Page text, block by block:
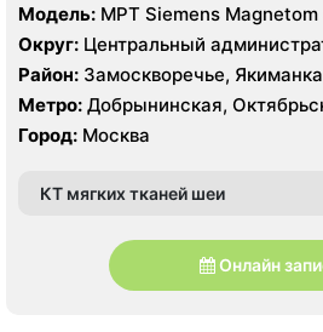
Модель: МРТ Siemens Magnetom
Excelart Vantage Atlas-X 1.5 T, КТ
PRIME 160 срезов, УЗИ
Округ: Центральный
Район: Замоскворечье, Якиманка
Метро: Добрынинская,
Город: Москва
КТ мягких тканей шеи
Онлайн